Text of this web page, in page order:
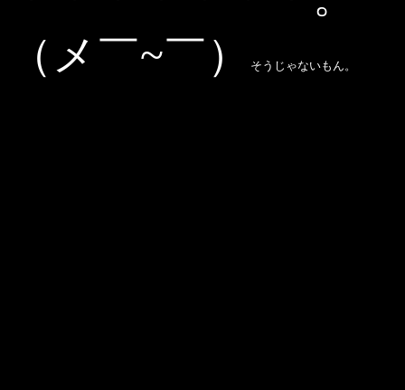
（メ￣~￣）
そうじゃないもん。